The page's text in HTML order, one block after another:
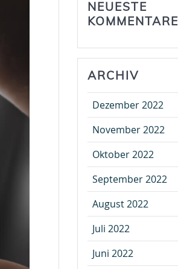
NEUESTE
KOMMENTARE
ARCHIV
Dezember 2022
November 2022
Oktober 2022
September 2022
August 2022
Juli 2022
Juni 2022